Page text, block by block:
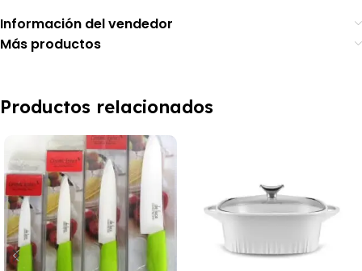
Información del vendedor
Más productos
Productos relacionados